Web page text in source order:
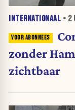
INTERNATIONAAL • 2
zonder
zichtbaar